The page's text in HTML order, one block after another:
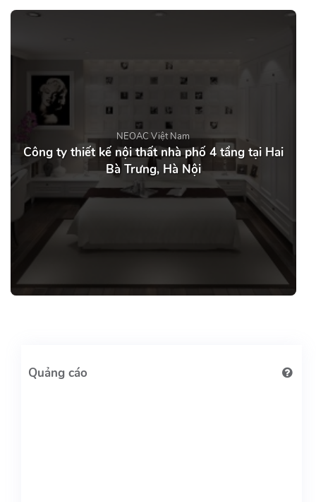
NEOAC Việt Nam
Công ty thiết kế nội thất nhà phố 4 tầng tại Hai
Bà Trưng, Hà Nội